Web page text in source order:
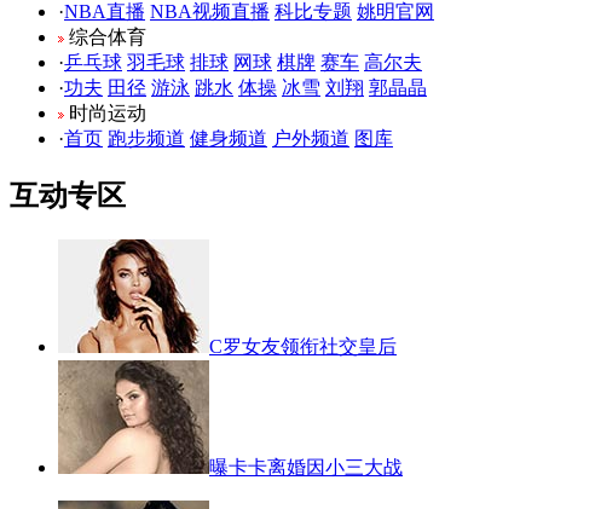
·NBA直播 NBA视频直播 科比专题 姚明官网
综合体育
·乒乓球 羽毛球 排球 网球 棋牌 赛车 高尔夫
·功夫 田径 游泳 跳水 体操 冰雪 刘翔 郭晶晶
时尚运动
·首页 跑步频道 健身频道 户外频道 图库
互动专区
C罗女友领衔社交皇后
曝卡卡离婚因小三大战